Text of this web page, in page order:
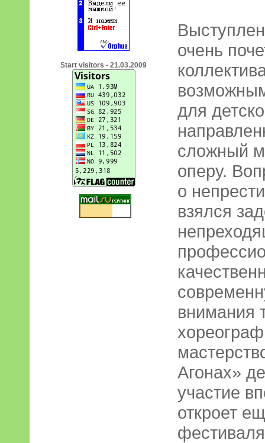
Start visitors - 21.03.2009
очень
для
сложный
оперу.
о
взялся
внимания
Агонах»
участие
откроет